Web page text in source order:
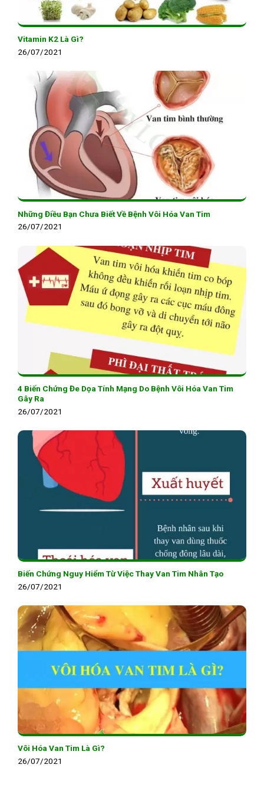
Vitamin K2 Là Gì?
26/07/2021
Những Điều Bạn Chưa Biết Về Bệnh Vôi Hóa Van Tim
26/07/2021
4 Biến Chứng Đe Dọa Tính Mạng Do Bệnh Vôi Hóa Van Tim
Gây Ra
26/07/2021
Biến Chứng Nguy Hiểm Từ Việc Thay Van Tim Nhân Tạo
26/07/2021
Vôi Hóa Van Tim Là Gì?
26/07/2021